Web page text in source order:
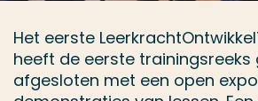
Het eerste
heeft de eerste trainingsreeks
afgesloten met een open